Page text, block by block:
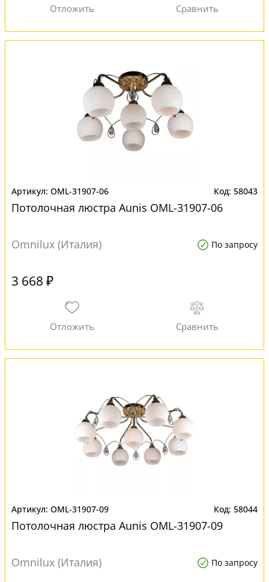
OML-31907-06 58043
Потолочная люстра Aunis OML-31907-06
Omnilux (Италия) По запросу
3 668 ₽
OML-31907-09 58044
Потолочная люстра Aunis OML-31907-09
Omnilux (Италия) По запросу